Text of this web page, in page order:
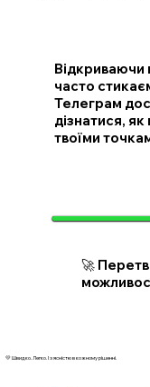
Відкриваючи
часто
Телеграм
дізнатися,
твоїми
🚀
💛 Швидко. Легко. І з ясністю в кожному рішенні.